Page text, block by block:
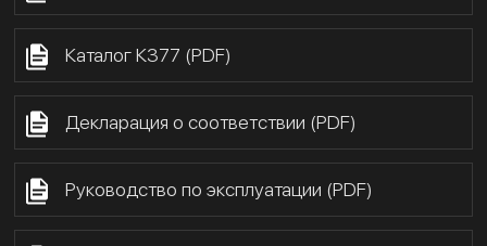
Каталог К377 (PDF)
Декларация о соответствии (PDF)
Руководство по эксплуатации (PDF)